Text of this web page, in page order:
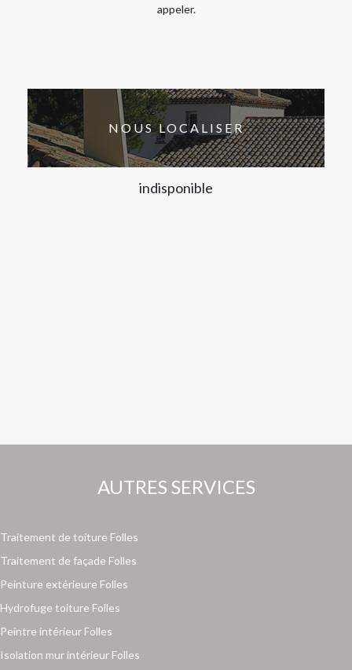
appeler.
NOUS LOCALISER
indisponible
AUTRES SERVICES
Traitement de toiture Folles
Traitement de façade Folles
Peinture extérieure Folles
Hydrofuge toiture Folles
Peintre intérieur Folles
Isolation mur intérieur Folles